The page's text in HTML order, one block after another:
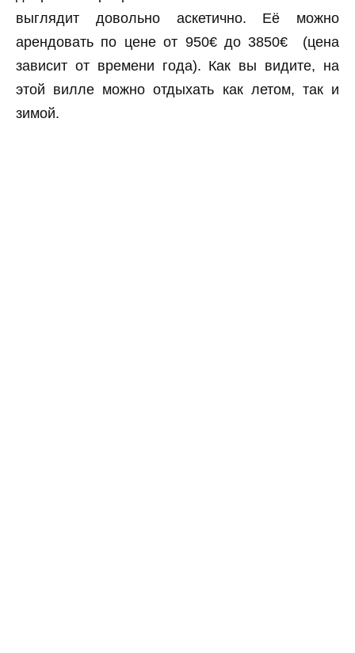
выглядит довольно аскетично. Её можно
арендовать по цене от 950€ до 3850€ (цена
зависит от времени года). Как вы видите, на
этой вилле можно отдыхать как летом, так и
зимой.